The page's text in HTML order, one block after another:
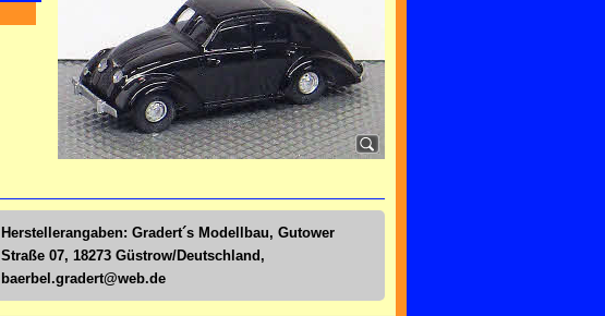
Herstellerangaben: Gradert´s Modellbau, Gutower
Straße 07, 18273 Güstrow/Deutschland,
baerbel.gradert@web.de